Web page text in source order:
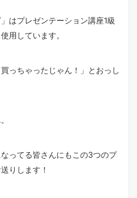
はプレゼンテーション講座1級
用しています。
買っちゃったじゃん！」とおっし
ってる皆さんにもこの3つのプ
りします！